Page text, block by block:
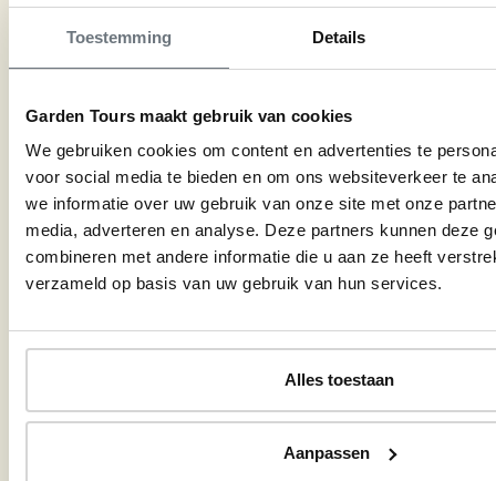
Toestemming Details
Garden Tours maakt gebruik van cookies
We gebruiken cookies om content en advertenties te
voor social media te bieden en om ons websiteverkeer te
we informatie over uw gebruik van onze site met onze
media, adverteren en analyse. Deze partners kunnen deze
combineren met andere informatie die u aan ze heeft
verzameld op basis van uw gebruik van hun services.
Alles toestaan
Aanpassen
€1.995
Italien
Italieniesche Seen
Gartenreise ansehen